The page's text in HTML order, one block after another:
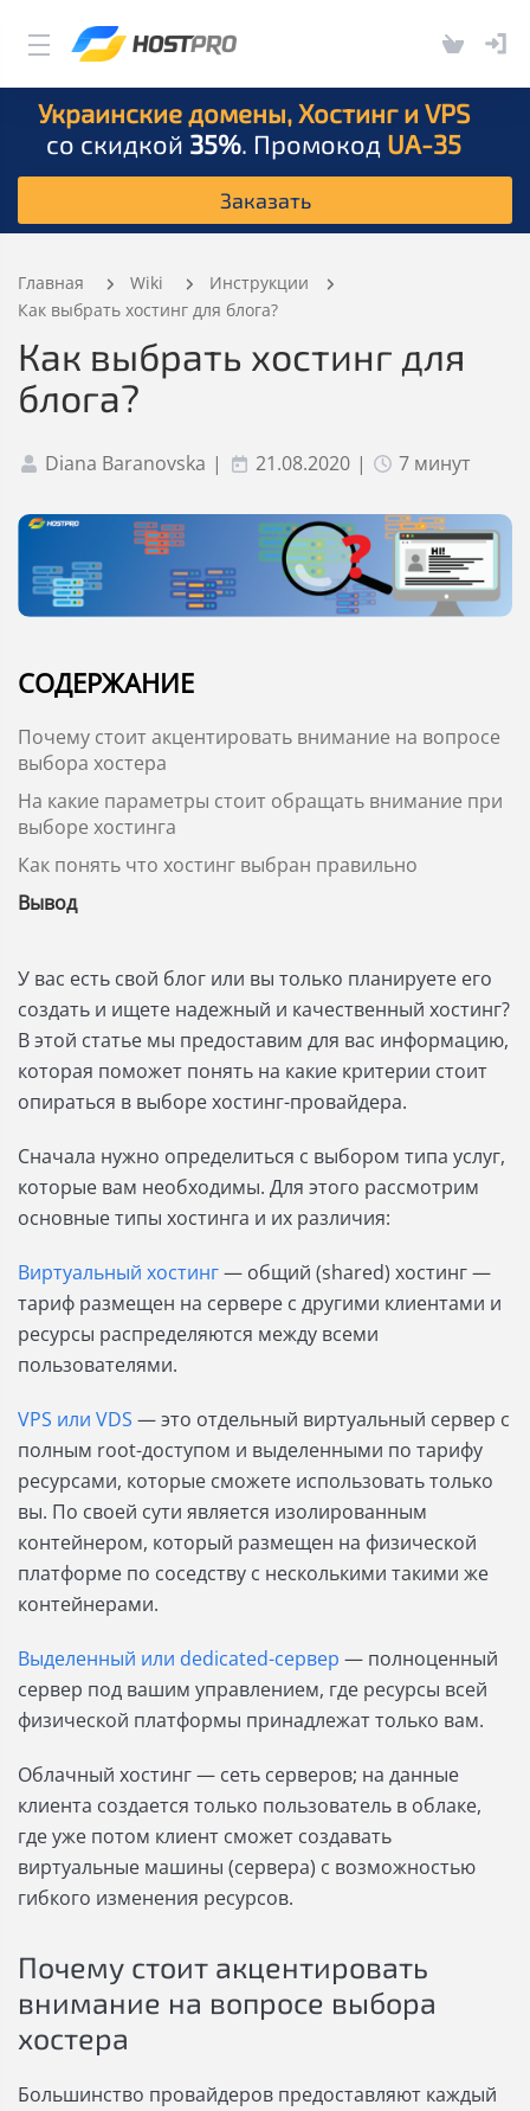
Украинские домены, Хостинг и VPS
со скидкой 35%. Промокод UA-35
Заказать
Главная Wiki
Инструкции
Как выбрать хостинг для блога?
Как выбрать хостинг для
блога?
Diana Baranovska | 21.08.2020 | 7 минут
СОДЕРЖАНИЕ
Почему стоит акцентировать внимание на вопросе
выбора хостера
На какие параметры стоит обращать внимание при
выборе хостинга
Как понять что хостинг выбран правильно
Вывод
У вас есть свой блог или вы только планируете его
создать и ищете надежный и качественный хостинг?
В этой статье мы предоставим для вас информацию,
которая поможет понять на какие критерии стоит
опираться в выборе хостинг-провайдера.
Сначала нужно определиться с выбором типа услуг,
которые вам необходимы. Для этого рассмотрим
основные типы хостинга и их различия:
Виртуальный хостинг— общий (shared) хостинг —
тариф размещен на сервере с другими клиентами и
ресурсы распределяются между всеми
пользователями.
VPS или VDS — это отдельный виртуальный сервер с
полным root-доступом и выделенными по тарифу
ресурсами, которые сможете использовать только
вы. По своей сути является изолированным
контейнером, который размещен на физической
платформе по соседству с несколькими такими же
контейнерами.
Выделенный или dedicated-сервер — полноценный
сервер под вашим управлением, где ресурсы всей
физической платформы принадлежат только вам.
Облачный хостинг — сеть серверов; на данные
клиента создается только пользователь в облаке,
где уже потом клиент сможет создавать
виртуальные машины (сервера) с возможностью
гибкого изменения ресурсов.
Почему стоит акцентировать
внимание на вопросе выбора
хостера
Большинство провайдеров предоставляют каждый